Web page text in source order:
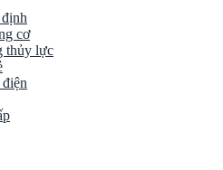
cơ
thủy lực